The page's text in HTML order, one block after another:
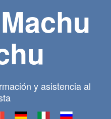
y asistencia al